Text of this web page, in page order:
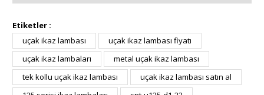
Etiketler :
uçak ikaz lambası
uçak ikaz lambası fiyatı
uçak ikaz lambaları
metal uçak ikaz lambası
tek kollu uçak ikaz lambası
uçak ikaz lambası satın al